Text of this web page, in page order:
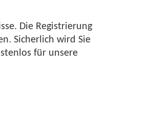
Die Registrierung
Sicherlich wird Sie
für unsere